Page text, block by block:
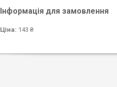
Інформація для замовлення
Ціна: 143 ₴